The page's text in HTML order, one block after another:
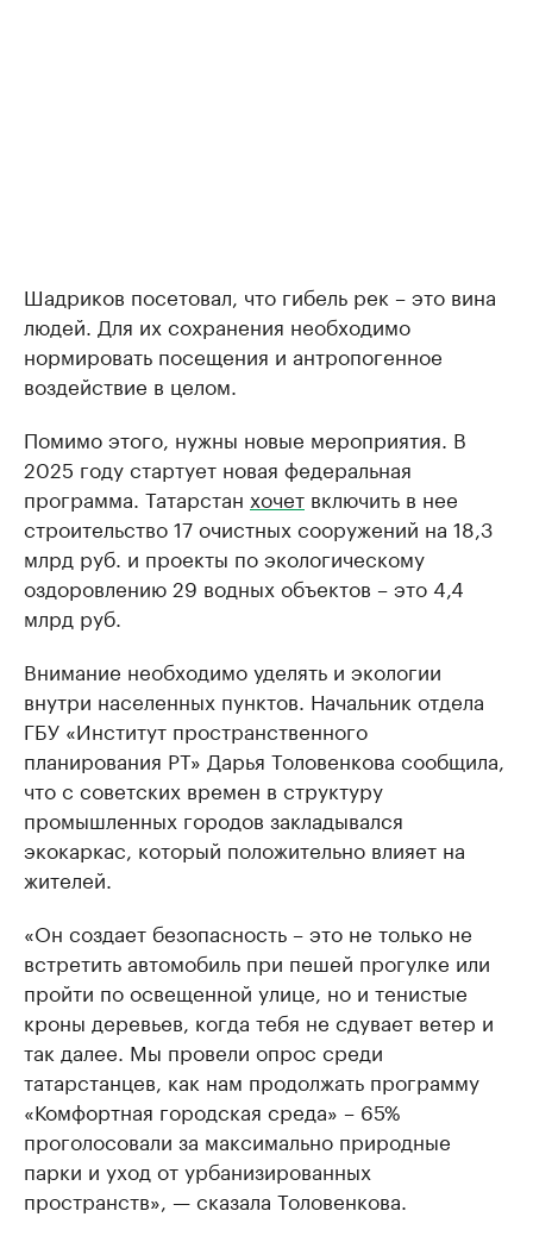
Шадриков посетовал, что гибель рек – это вина
людей. Для их сохранения необходимо
нормировать посещения и антропогенное
воздействие в целом.
Помимо этого, нужны новые мероприятия. В
2025 году стартует новая федеральная
программа. Татарстан хочет включить в нее
строительство 17 очистных сооружений на 18,3
млрд руб. и проекты по экологическому
оздоровлению 29 водных объектов – это 4,4
млрд руб.
Внимание необходимо уделять и экологии
внутри населенных пунктов. Начальник отдела
ГБУ «Институт пространственного
планирования РТ» Дарья Толовенкова сообщила,
что с советских времен в структуру
промышленных городов закладывался
экокаркас, который положительно влияет на
жителей.
«Он создает безопасность – это не только не
встретить автомобиль при пешей прогулке или
пройти по освещенной улице, но и тенистые
кроны деревьев, когда тебя не сдувает ветер и
так далее. Мы провели опрос среди
татарстанцев, как нам продолжать программу
«Комфортная городская среда» – 65%
проголосовали за максимально природные
парки и уход от урбанизированных
пространств», — сказала Толовенкова.